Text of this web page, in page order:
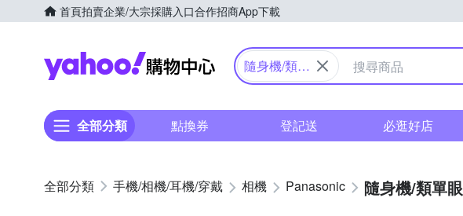
首頁拍賣企業/大宗採購入口合作招商App下載
Yahoo購物中心
隨身機/類單
全部分類 點換券 登記送 必逛好店
手機/相機/耳機/穿戴 相機 Panasonic 隨身機/類單眼